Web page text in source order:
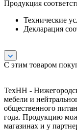
Продукция
Технические
Декларация
С этим товаром
ТехНН -
мебели и
общественного
года. Продукцию
магазинах и у